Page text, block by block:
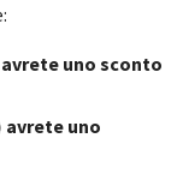
avrete uno sconto
avrete uno